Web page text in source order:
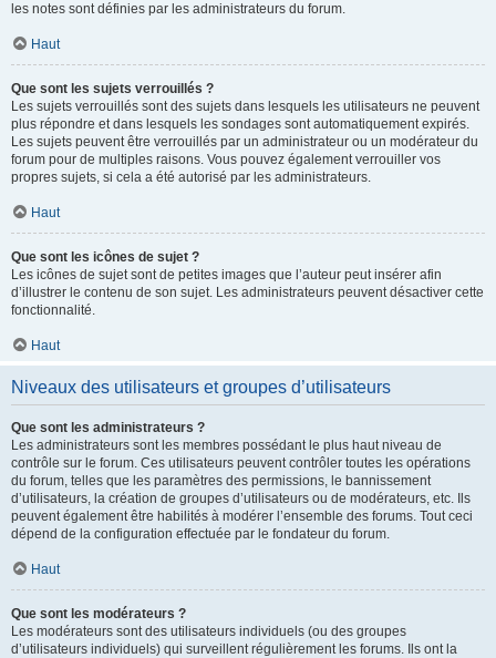
les notes sont définies par les administrateurs du forum.
Haut
Que sont les sujets verrouillés ?
Les sujets verrouillés sont des sujets dans lesquels les utilisateurs ne peuvent
plus répondre et dans lesquels les sondages sont automatiquement expirés.
Les sujets peuvent être verrouillés par un administrateur ou un modérateur du
forum pour de multiples raisons. Vous pouvez également verrouiller vos
propres sujets, si cela a été autorisé par les administrateurs.
Haut
Que sont les icônes de sujet ?
Les icônes de sujet sont de petites images que l’auteur peut insérer afin
d’illustrer le contenu de son sujet. Les administrateurs peuvent désactiver cette
fonctionnalité.
Haut
Niveaux des utilisateurs et groupes d’utilisateurs
Que sont les administrateurs ?
Les administrateurs sont les membres possédant le plus haut niveau de
contrôle sur le forum. Ces utilisateurs peuvent contrôler toutes les opérations
du forum, telles que les paramètres des permissions, le bannissement
d’utilisateurs, la création de groupes d’utilisateurs ou de modérateurs, etc. Ils
peuvent également être habilités à modérer l’ensemble des forums. Tout ceci
dépend de la configuration effectuée par le fondateur du forum.
Haut
Que sont les modérateurs ?
Les modérateurs sont des utilisateurs individuels (ou des groupes
d’utilisateurs individuels) qui surveillent régulièrement les forums. Ils ont la